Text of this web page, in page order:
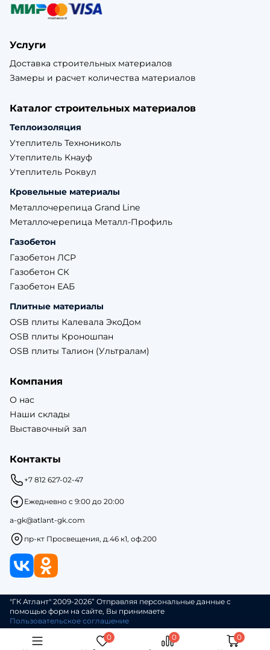
Услуги
Доставка строительных материалов
Замеры и расчет количества материалов
Каталог строительных материалов
Теплоизоляция
Утеплитель Технониколь
Утеплитель Кнауф
Утеплитель Роквул
Кровельные материалы
Металлочерепица Grand Line
Металлочерепица Металл-Профиль
Газобетон
Газобетон ЛСР
Газобетон СК
Газобетон ЕАБ
Плитные материалы
OSB плиты Калевала ЭкоДом
OSB плиты Кроношпан
OSB плиты Талион (Ультралам)
Компания
О нас
Наши склады
Выставочный зал
Контакты
+7 812 627-02-47
Ежедневно с 9:00 до 20:00
a-gk@atlant-gk.com
пр-кт Просвещения, д.46 к1, оф.200
"ГК Атлант" 2009-2026” Отправляя персональные данные с
помощью форм на сайте, Вы принимаете
Пользовательское соглашение